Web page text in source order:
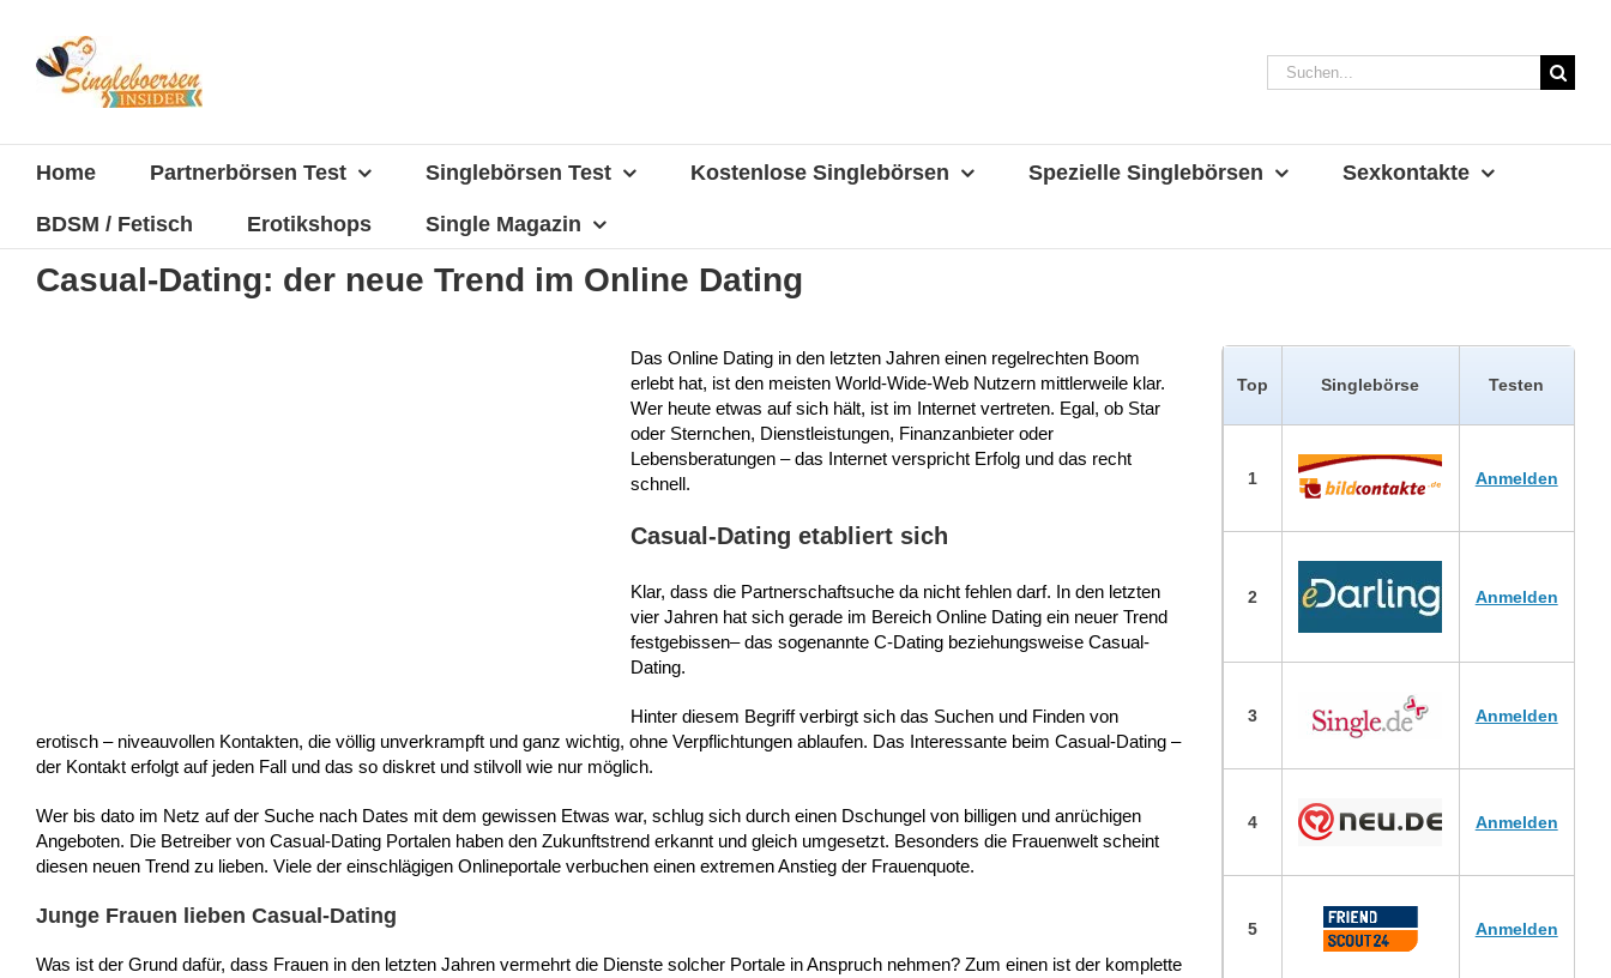
springen
Suche
nach:
Home Partnerbörsen Test Singlebörsen Test Kostenlose Singlebörsen Spezielle Singlebörsen Sexkontakte
BDSM / Fetisch Erotikshops Single Magazin
Casual-Dating: der neue Trend im Online Dating
Das Online Dating in den letzten Jahren einen regelrechten Boom
erlebt hat, ist den meisten World-Wide-Web Nutzern mittlerweile klar.
Wer heute etwas auf sich hält, ist im Internet vertreten. Egal, ob Star
oder Sternchen, Dienstleistungen, Finanzanbieter oder
Lebensberatungen – das Internet verspricht Erfolg und das recht
schnell.
Casual-Dating etabliert sich
Klar, dass die Partnerschaftsuche da nicht fehlen darf. In den letzten
vier Jahren hat sich gerade im Bereich Online Dating ein neuer Trend
festgebissen– das sogenannte C-Dating beziehungsweise Casual-
Dating.
Hinter diesem Begriff verbirgt sich das Suchen und Finden von
erotisch – niveauvollen Kontakten, die völlig unverkrampft und ganz wichtig, ohne Verpflichtungen ablaufen. Das Interessante beim Casual-Dating –
der Kontakt erfolgt auf jeden Fall und das so diskret und stilvoll wie nur möglich.
Wer bis dato im Netz auf der Suche nach Dates mit dem gewissen Etwas war, schlug sich durch einen Dschungel von billigen und anrüchigen
Angeboten. Die Betreiber von Casual-Dating Portalen haben den Zukunftstrend erkannt und gleich umgesetzt. Besonders die Frauenwelt scheint
diesen neuen Trend zu lieben. Viele der einschlägigen Onlineportale verbuchen einen extremen Anstieg der Frauenquote.
Junge Frauen lieben Casual-Dating
Was ist der Grund dafür, dass Frauen in den letzten Jahren vermehrt die Dienste solcher Portale in Anspruch nehmen? Zum einen ist der komplette
Top Singlebörse Testen
1 Anmelden
2 Anmelden
3 Anmelden
4 Anmelden
5 Anmelden